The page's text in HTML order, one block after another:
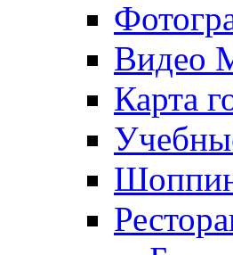
Видео
Карта